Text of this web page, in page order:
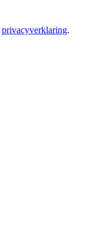
privacyverklaring.